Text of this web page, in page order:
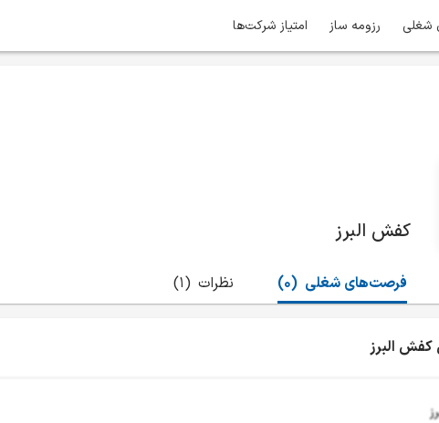
شغلی رزومه ساز امتیاز شرکت‌ها
کفش البرز
(0) فرصت‌های شغلی (1) نظرات
البرز